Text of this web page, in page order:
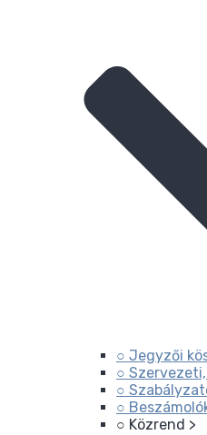
○ Jegyzői
○
○
○
○ Közrend >